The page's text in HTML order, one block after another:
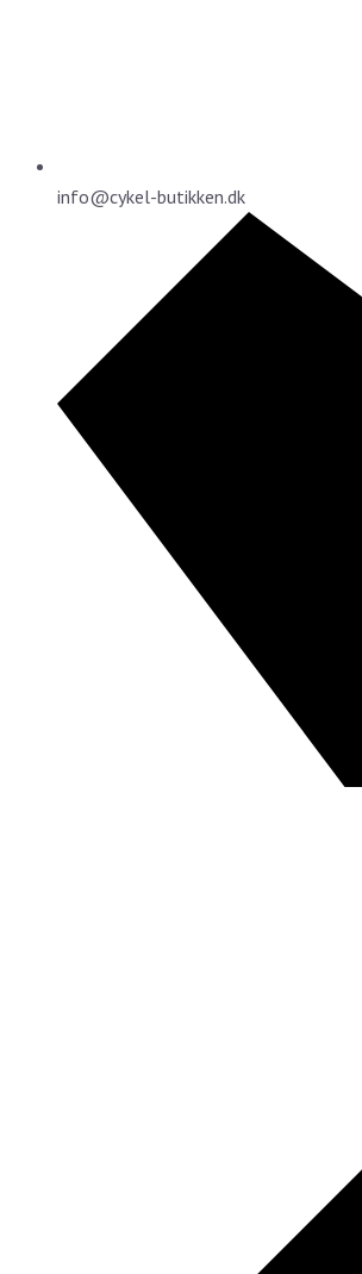
info@cykel-butikken.dk